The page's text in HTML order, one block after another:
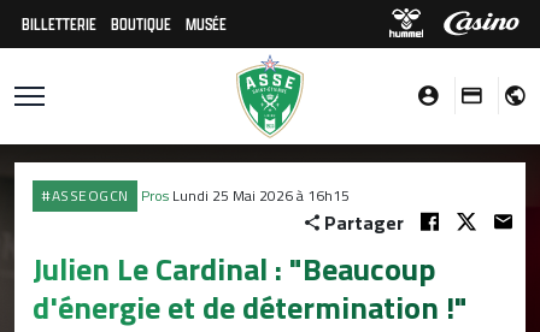
BILLETTERIE BOUTIQUE MUSÉE
#ASSEOGCN Pros Lundi 25 Mai 2026 à 16h15
Partager
Julien Le Cardinal : "Beaucoup
d'énergie et de détermination !"